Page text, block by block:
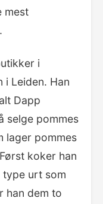
mest
i
i Leiden. Han
Dapp
selge pommes
lager pommes
koker han
type urt som
han dem to